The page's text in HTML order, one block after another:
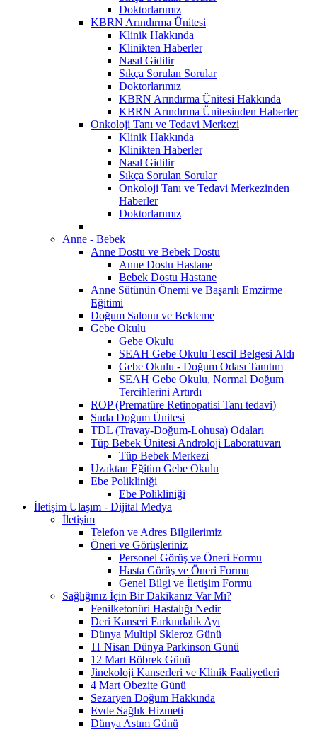
Doktorlarımız
KBRN Arındırma Ünitesi
Klinik Hakkında
Klinikten Haberler
Nasıl Gidilir
Sıkça Sorulan Sorular
Doktorlarımız
KBRN Arındırma Ünitesi Hakkında
KBRN Arındırma Ünitesinden Haberler
Onkoloji Tanı ve Tedavi Merkezi
Klinik Hakkında
Klinikten Haberler
Nasıl Gidilir
Sıkça Sorulan Sorular
Onkoloji Tanı ve Tedavi Merkezinden
Haberler
Doktorlarımız
Anne - Bebek
Anne Dostu ve Bebek Dostu
Anne Dostu Hastane
Bebek Dostu Hastane
Anne Sütünün Önemi ve Başarılı Emzirme
Eğitimi
Doğum Salonu ve Bekleme
Gebe Okulu
Gebe Okulu
SEAH Gebe Okulu Tescil Belgesi Aldı
Gebe Okulu - Doğum Odası Tanıtım
SEAH Gebe Okulu, Normal Doğum
Tercihlerini Artırdı
ROP (Prematüre Retinopatisi Tanı tedavi)
Suda Doğum Ünitesi
TDL (Travay-Doğum-Lohusa) Odaları
Tüp Bebek Ünitesi Androloji Laboratuvarı
Tüp Bebek Merkezi
Uzaktan Eğitim Gebe Okulu
Ebe Polikliniği
Ebe Polikliniği
İletişim Ulaşım - Dijital Medya
İletişim
Telefon ve Adres Bilgilerimiz
Öneri ve Görüşleriniz
Personel Görüş ve Öneri Formu
Hasta Görüş ve Öneri Formu
Genel Bilgi ve İletişim Formu
Sağlığınız İçin Bir Dakikanız Var Mı?
Fenilketonüri Hastalığı Nedir
Deri Kanseri Farkındalık Ayı
Dünya Multipl Skleroz Günü
11 Nisan Dünya Parkinson Günü
12 Mart Böbrek Günü
Jinekoloji Kanserleri ve Klinik Faaliyetleri
4 Mart Obezite Günü
Sezaryen Doğum Hakkında
Evde Sağlık Hizmeti
Dünya Astım Günü